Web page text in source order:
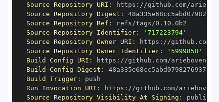
Source Repository URI : https :
Source Repository Digest :
Source Repository Ref :
Source Repository Identifier:
'717223794'
Source Repository Owner URI : https :
Source Repository Owner Identifier:
'5999858'
Build Config URI : https :
Build Config Digest :
Build Trigger:
Run Invocation URI : https :
Source Repository Visibility At Signing :